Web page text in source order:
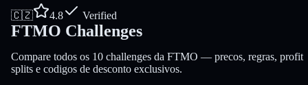
🇨🇿 4.8 Verified
FTMO Challenges
Compare todos os 10 challenges da FTMO — precos, regras, profit
splits e codigos de desconto exclusivos.